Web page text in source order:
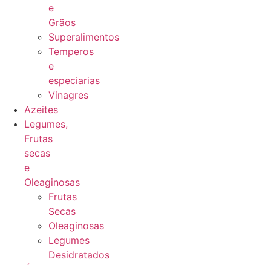
e
Grãos
Superalimentos
Temperos
e
especiarias
Vinagres
Azeites
Legumes,
Frutas
secas
e
Oleaginosas
Frutas
Secas
Oleaginosas
Legumes
Desidratados